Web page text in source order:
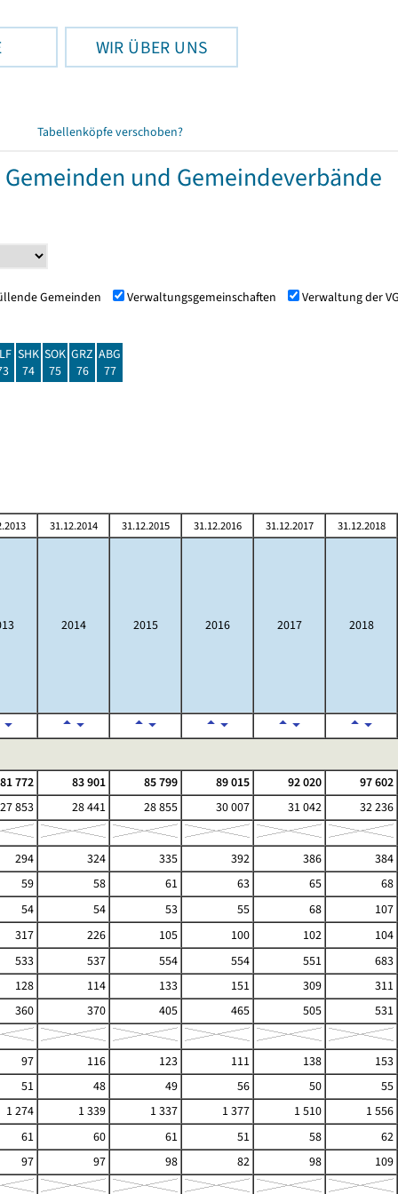
WIR ÜBER UNS
Tabellenköpfe verschoben?
und Gemeindeverbände
Gemeinden Verwaltungsgemeinschaften Verwaltung der
SHK
74
SOK
75
GRZ
76
ABG
77
31.12.2014 31.12.2015 31.12.2016 31.12.2017 31.12.2018
2014 2015 2016 2017 2018
81 772 83 901 85 799 89 015 92 020
97 602
27 853
28 441 28 855 30 007 31 042 32 236
294 324 335 392 386
384
59
58 61 63 65
68
54
54 53 55 68
107
317
226 105 100 102
104
533
537 554 554 551
683
128
114 133 151 309
311
360
370 405 465 505 531
97 116 123 111 138
153
51
48 49 56 50
55
1 274
1 339 1 337 1 377 1 510
1 556
61
60 61 51 58
62
97
97 98 82 98 109